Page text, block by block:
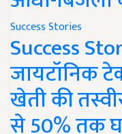
Success Stories
Success
जायटॉनिक
खेती की
से 50% तक